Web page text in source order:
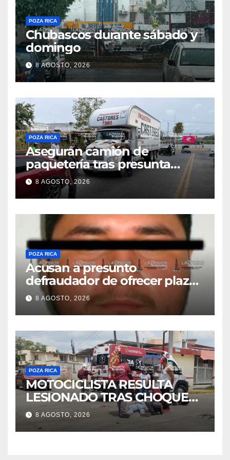
POZA RICA
Chubascos durante sábado y
domingo
8 AGOSTO, 2026
POZA RICA
Aseguran camión de
paquetería tras presunta
captura de una iguana en
Tuxpan
8 AGOSTO, 2026
POZA RICA
Acusan a presunto
defraudador de ofrecer plazas
de maestros
8 AGOSTO, 2026
POZA RICA
MOTOCICLISTA RESULTA
LESIONADO TRAS CHOQUE
EN LA 27 DE SEPTIEMBRE
8 AGOSTO, 2026